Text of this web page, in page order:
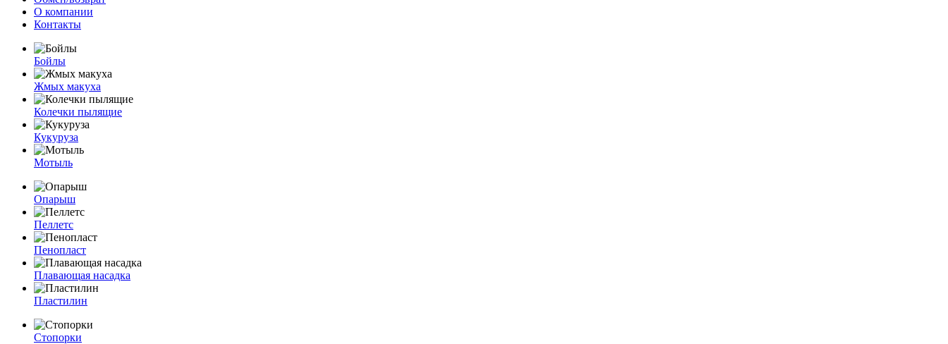
О компании
Контакты
Бойлы
Жмых макуха
Колечки пылящие
Кукуруза
Мотыль
Опарыш
Пеллетс
Пенопласт
Плавающая насадка
Пластилин
Стопорки